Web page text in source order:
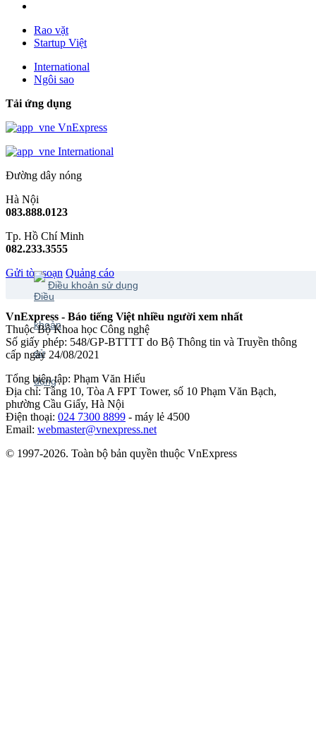
Rao vặt
Startup Việt
International
Ngôi sao
Tải ứng dụng
VnExpress
International
Đường dây nóng
Hà Nội
083.888.0123
Tp. Hồ Chí Minh
082.233.3555
Gửi tòa soạn Quảng cáo
Điều khoản sử dụng
VnExpress - Báo tiếng Việt nhiều người xem nhất
Thuộc Bộ Khoa học Công nghệ
Số giấy phép: 548/GP-BTTTT do Bộ Thông tin và Truyền thông
cấp ngày 24/08/2021
Tổng biên tập: Phạm Văn Hiếu
Địa chỉ: Tầng 10, Tòa A FPT Tower, số 10 Phạm Văn Bạch,
phường Cầu Giấy, Hà Nội
Điện thoại: 024 7300 8899 - máy lẻ 4500
Email: webmaster@vnexpress.net
© 1997-2026. Toàn bộ bản quyền thuộc VnExpress